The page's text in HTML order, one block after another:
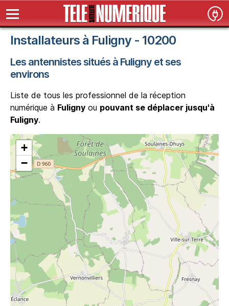
Installateurs à Fuligny - 10200
Les antennistes situés à Fuligny et ses
environs
Liste de tous les professionnel de la réception
numérique à Fuligny ou pouvant se déplacer jusqu'à
Fuligny.
+
−